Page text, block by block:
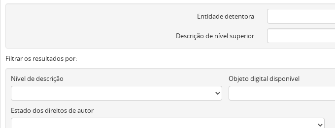
Entidade detentora
Descrição de nível superior
Filtrar os resultados por:
Nível de descrição Objeto digital disponível
Estado dos direitos de autor